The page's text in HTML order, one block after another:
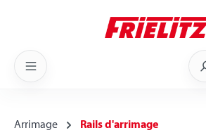
Arrimage Rails d'arrimage